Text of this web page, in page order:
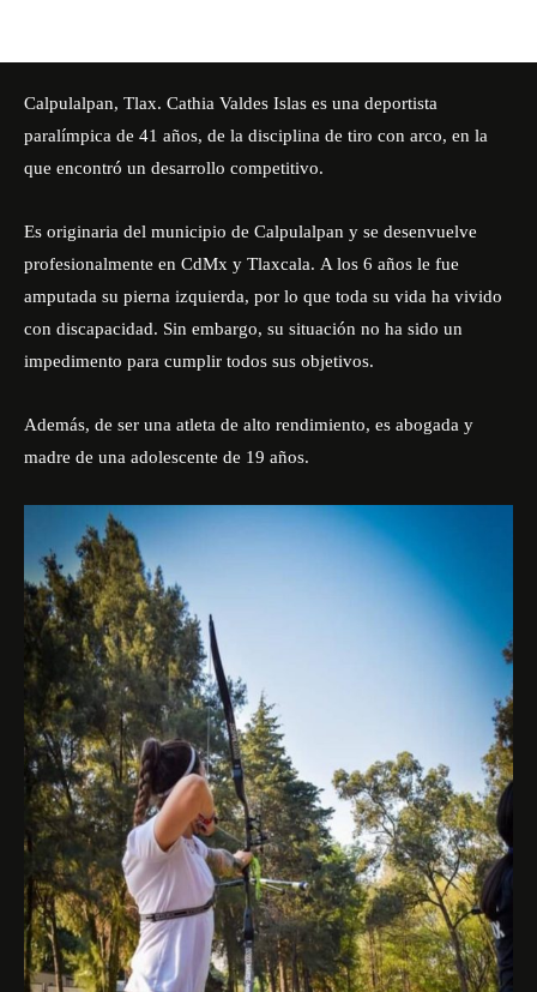
Calpulalpan, Tlax. Cathia Valdes Islas es una deportista
paralímpica de 41 años, de la disciplina de tiro con arco, en la
que encontró un desarrollo competitivo.
Es originaria del municipio de Calpulalpan y se desenvuelve
profesionalmente en CdMx y Tlaxcala. A los 6 años le fue
amputada su pierna izquierda, por lo que toda su vida ha vivido
con discapacidad. Sin embargo, su situación no ha sido un
impedimento para cumplir todos sus objetivos.
Además, de ser una atleta de alto rendimiento, es abogada y
madre de una adolescente de 19 años.